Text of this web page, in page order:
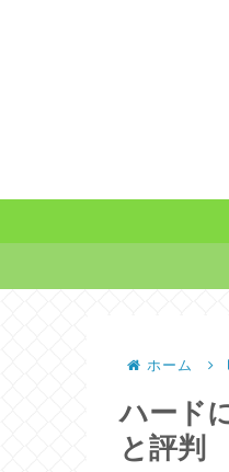
ホーム
ハード
と評判